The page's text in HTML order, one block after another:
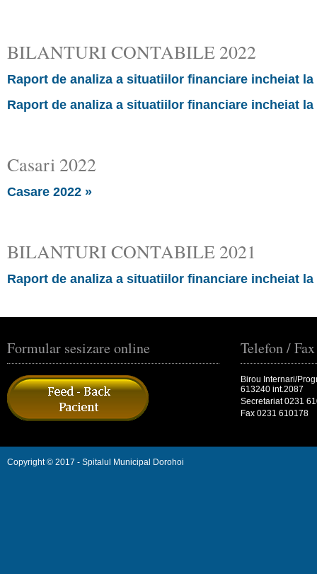
BILANTURI CONTABILE 2022
Raport de analiza a situatiilor financiare incheiat la
Raport de analiza a situatiilor financiare incheiat la
Casari 2022
Casare 2022 »
BILANTURI CONTABILE 2021
Raport de analiza a situatiilor financiare incheiat la
Formular sesizare online Telefon / Fax
Birou Internari/
613240 int.2087
Secretariat 0231
Fax 0231 610178
Copyright © 2017 - Spitalul Municipal Dorohoi